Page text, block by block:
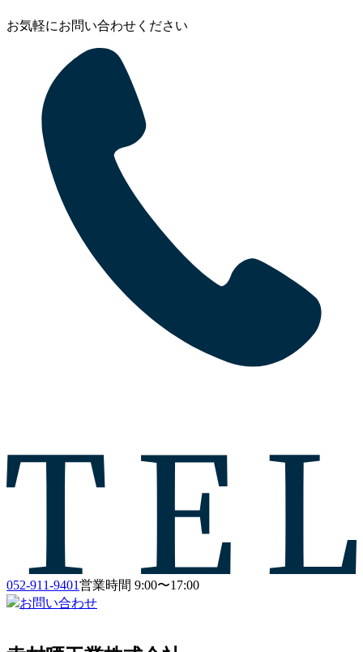
お気軽にお問い合わせください
052-911-9401営業時間 9:00〜17:00
お問い合わせ